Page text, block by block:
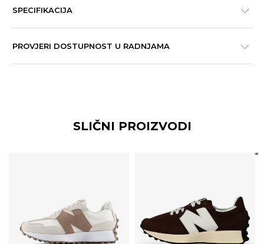
SPECIFIKACIJA
PROVJERI DOSTUPNOST U RADNJAMA
SLIČNI PROIZVODI